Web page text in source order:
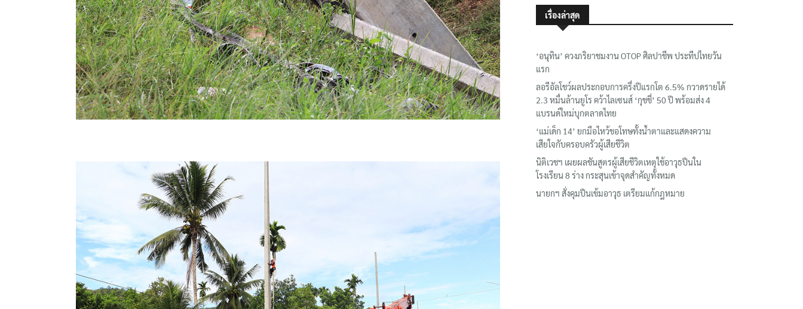
เรื่องล่าสุด
‘อนุทิน’ ควงภริยาชมงาน OTOP ศิลปาชีพ ประทีปไทยวัน
แรก
ลอรีอัลโชว์ผลประกอบการครึ่งปีแรกโต 6.5% กวาดรายได้
2.3 หมื่นล้านยูโร คว้าไลเซนส์ ‘กุชชี่’ 50 ปี พร้อมส่ง 4
แบรนด์ใหม่บุกตลาดไทย
‘แม่เด็ก 14’ ยกมือไหว้ขอโทษทั้งน้ำตาและแสดงความ
เสียใจกับครอบครัวผู้เสียชีวิต
นิติเวชฯ เผยผลชันสูตรผู้เสียชีวิตเหตุใช้อาวุธปืนใน
โรงเรียน 8 ร่าง กระสุนเข้าจุดสำคัญทั้งหมด
นายกฯ สั่งคุมปืนเข้มอาวุธ เตรียมแก้กฎหมาย